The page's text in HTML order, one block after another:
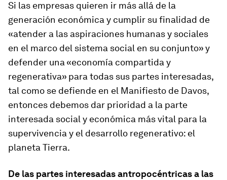
Si las empresas quieren ir más allá de la
generación económica y cumplir su finalidad de
«atender a las aspiraciones humanas y sociales
en el marco del sistema social en su conjunto» y
defender una «economía compartida y
regenerativa» para todas sus partes interesadas,
tal como se defiende en el Manifiesto de Davos,
entonces debemos dar prioridad a la parte
interesada social y económica más vital para la
supervivencia y el desarrollo regenerativo: el
planeta Tierra.
De las partes interesadas antropocéntricas a las